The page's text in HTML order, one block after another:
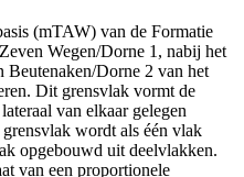
(mTAW) van de Formatie
Wegen/Dorne 1, nabij het
Beutenaken/Dorne 2 van het
Dit grensvlak vormt de
van elkaar gelegen
wordt als één vlak
opgebouwd uit deelvlakken.
van een proportionele